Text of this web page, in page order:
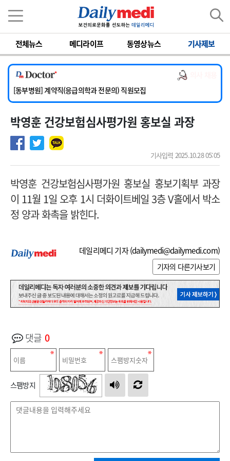
전체뉴스 메디라이프 동영상뉴스 기사제보
[서울아산병원] 2026년 하반기 인턴 모집
[영남대학교의료원] 마취통증의학과 임기제 임상의사 채용
[충남대학교병원] 소아청소년과(소아응급전담) 계약직 의사 공개채용
[동부병원] 계약직(응급의학과 전문의) 직원모집
[이대목동병원] 하반기 전공의(레지던트1년차) 모집
[서울아산병원] 2026년 하반기 인턴 모집
[영남대학교의료원] 마취통증의학과 임기제 임상의사 채용
박영훈 건강보험심사평가원 홍보실 과장
기사입력 2025.10.28 05:05
박영훈 건강보험심사평가원 홍보실 홍보기획부 과장
이 11월 1일 오후 1시 더화이트베일 3층 V홀에서 박소
정 양과 화촉을 밝힌다.
데일리메디 기자 (dailymedi@dailymedi.com)
기자의 다른기사보기
댓글 0
스팸방지